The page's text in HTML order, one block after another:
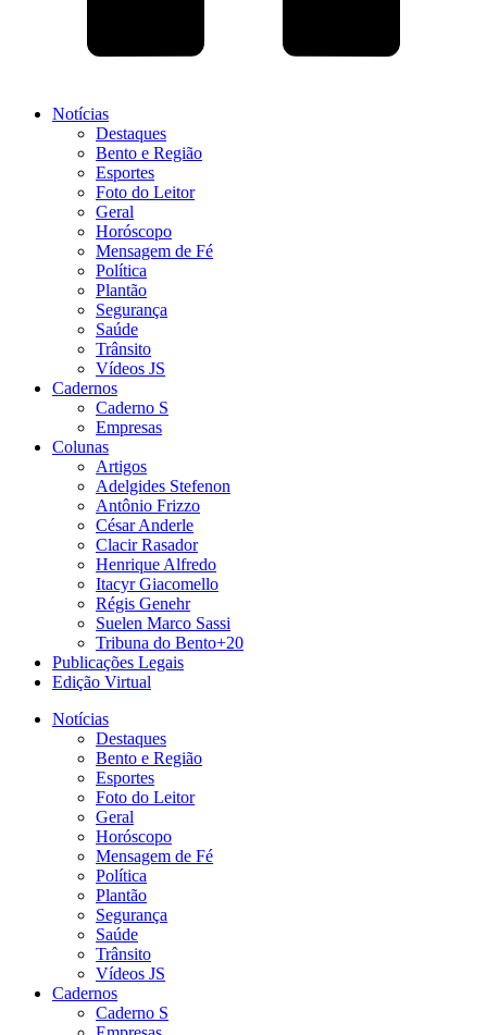
Notícias
Destaques
Bento e Região
Esportes
Foto do Leitor
Geral
Horóscopo
Mensagem de Fé
Política
Plantão
Segurança
Saúde
Trânsito
Vídeos JS
Cadernos
Caderno S
Empresas
Colunas
Artigos
Adelgides Stefenon
Antônio Frizzo
César Anderle
Clacir Rasador
Henrique Alfredo
Itacyr Giacomello
Régis Genehr
Suelen Marco Sassi
Tribuna do Bento+20
Publicações Legais
Edição Virtual
Notícias
Destaques
Bento e Região
Esportes
Foto do Leitor
Geral
Horóscopo
Mensagem de Fé
Política
Plantão
Segurança
Saúde
Trânsito
Vídeos JS
Cadernos
Caderno S